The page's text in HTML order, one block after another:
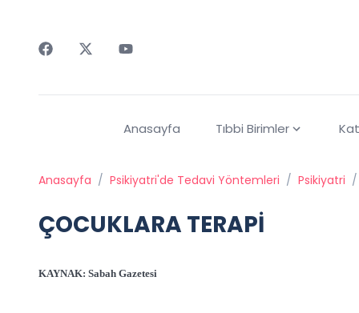
Anasayfa Tıbbi Birimler
Anasayfa / Psikiyatri'de Tedavi Yöntemleri / Psikiyatri /
ÇOCUKLARA TERAPİ
KAYNAK: Sabah Gazetesi